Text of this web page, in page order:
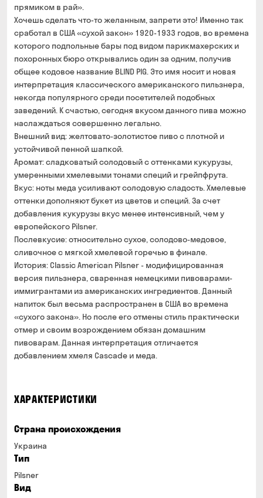
прямиком в рай».
Хочешь сделать что-то желанным, запрети это! Именно так
сработал в США «сухой закон» 1920-1933 годов, во времена
которого подпольные бары под видом парикмахерских и
похоронных бюро открывались один за одним, получив
общее кодовое название BLIND PIG. Это имя носит и новая
интерпретация классического американского пильзнера,
некогда популярного среди посетителей подобных
заведений. К счастью, сегодня вкусом данного пива можно
наслаждаться совершенно легально.
Внешний вид: желтовато-золотистое пиво с плотной и
устойчивой пенной шапкой.
Аромат: сладковатый солодовый с оттенками кукурузы,
умеренными хмелевыми тонами специй и грейпфрута.
Вкус: ноты меда усиливают солодовую сладость. Хмелевые
оттенки дополняют букет из цветов и специй. За счет
добавления кукурузы вкус менее интенсивный, чем у
европейского Pilsner.
Послевкусие: относительно сухое, солодово-медовое,
сливочное с мягкой хмелевой горечью в финале.
История: Classic American Pilsner - модифицированная
версия пильзнера, сваренная немецкими пивоварами-
иммигрантами из американских ингредиентов. Данный
напиток был весьма распространен в США во времена
«сухого закона». Но после его отмены стиль практически
отмер и своим возрождением обязан домашним
пивоварам. Данная интерпретация отличается
добавлением хмеля Cascade и меда.
ХАРАКТЕРИСТИКИ
Страна происхождения
Украина
Тип
Pilsner
Вид